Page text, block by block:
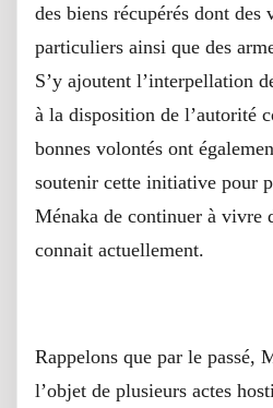
des biens récupérés dont des
particuliers ainsi que des
S’y ajoutent l’interpellation
à la disposition de l’autorité
bonnes volontés ont
soutenir cette initiative pour
Ménaka de continuer à vivre
connait actuellement.
Rappelons que par le passé,
l’objet de plusieurs actes